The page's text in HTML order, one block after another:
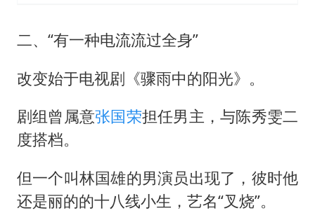
二、“有一种电流流过全身”
改变始于电视剧《骤雨中的阳光》。
剧组曾属意张国荣担任男主，与陈秀雯二
度搭档。
但一个叫林国雄的男演员出现了，彼时他
还是丽的的十八线小生，艺名“叉烧”。